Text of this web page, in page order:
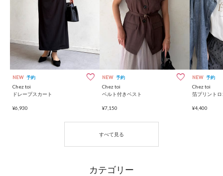
NEW 予約
Chez toi
ドレープスカート
¥6,930
NEW 予約
Chez toi
ベルト付きベスト
¥7,150
NEW 予約
Chez toi
箔プリントロ
¥4,400
カテゴリー